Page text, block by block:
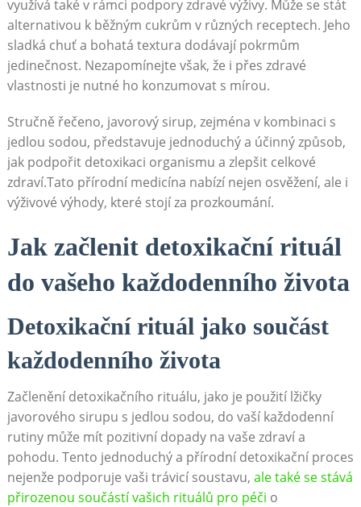
⁢využívá také v⁣ rámci podpory zdravé výživy. Může se ⁢stát
alternativou‍ k běžným cukrům v různých ‌receptech. Jeho
sladká chuť a bohatá textura dodávají ‌pokrmům⁣
jedinečnost. Nezapomínejte však, že i přes zdravé
vlastnosti je nutné ho konzumovat s mírou.
Stručně řečeno, javorový sirup, zejména v kombinaci s⁣
jedlou ⁣sodou, představuje jednoduchý ⁢a⁣ účinný způsob,
jak podpořit detoxikaci ⁤organismu a zlepšit celkové
zdraví.Tato přírodní medicína nabízí nejen osvěžení, ale i
výživové ⁤výhody, které stojí za prozkoumání.
Jak začlenit detoxikační ⁤rituál
do vašeho každodenního života
Detoxikační rituál jako součást
každodenního života
Začlenění detoxikačního rituálu, jako je⁢ použití‌ lžičky
javorového sirupu s jedlou ⁤sodou, do vaší každodenní
rutiny‌ může mít ⁤pozitivní‍ dopady‌ na vaše zdraví a⁤
pohodu. Tento jednoduchý a přírodní detoxikační proces
​nejenže podporuje ⁣vaši trávicí⁣ soustavu, ale také se stává
⁣přirozenou součástí vašich rituálů ‌pro péči ​o